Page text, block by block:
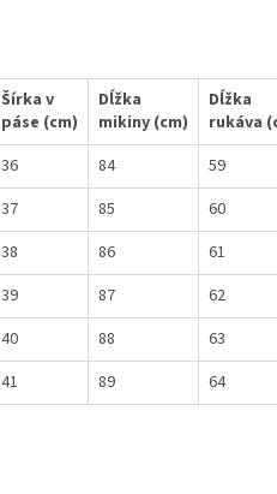
Šírka v
páse (cm)
Dĺžka
mikiny (cm)
Dĺžka
rukáva
36 84
59
37 85
60
38 86
61
39 87
62
40 88
63
41 89 64